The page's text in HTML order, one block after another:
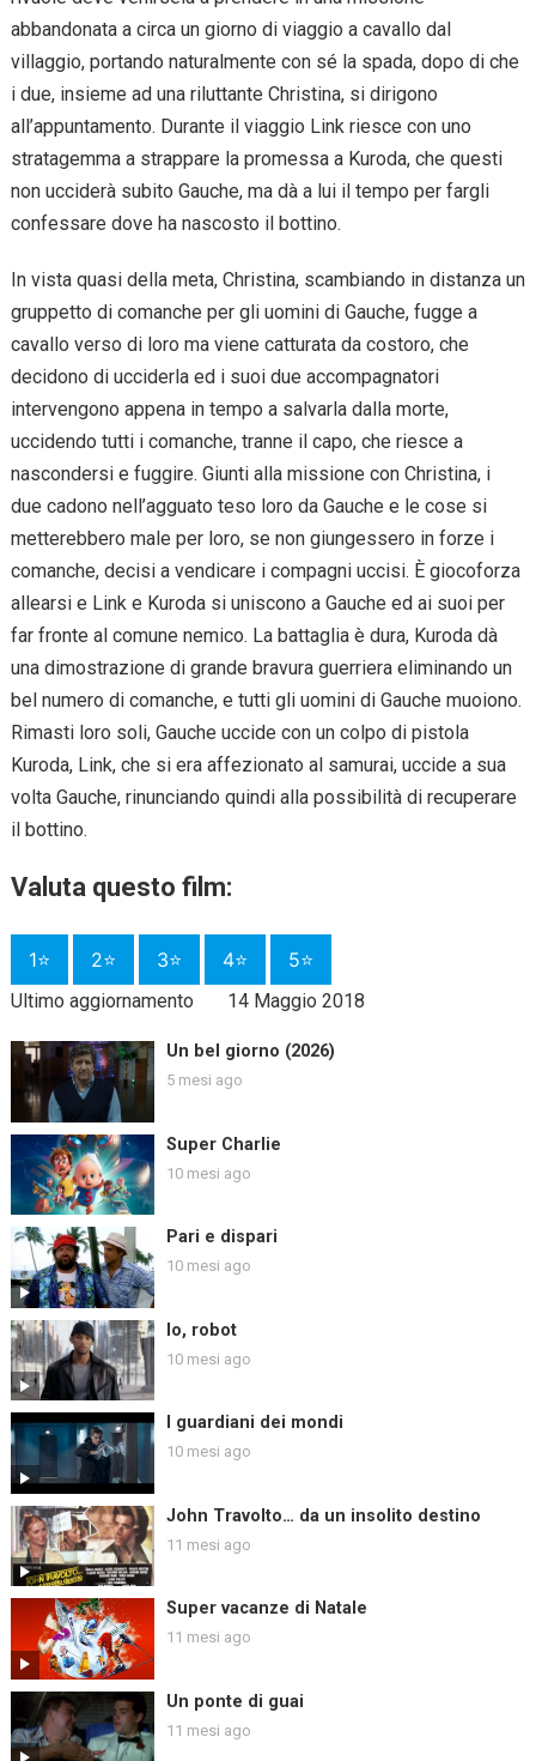
abbandonata a circa un giorno di viaggio a cavallo dal
villaggio, portando naturalmente con sé la spada, dopo di che
i due, insieme ad una riluttante Christina, si dirigono
all’appuntamento. Durante il viaggio Link riesce con uno
stratagemma a strappare la promessa a Kuroda, che questi
non ucciderà subito Gauche, ma dà a lui il tempo per fargli
confessare dove ha nascosto il bottino.
In vista quasi della meta, Christina, scambiando in distanza un
gruppetto di comanche per gli uomini di Gauche, fugge a
cavallo verso di loro ma viene catturata da costoro, che
decidono di ucciderla ed i suoi due accompagnatori
intervengono appena in tempo a salvarla dalla morte,
uccidendo tutti i comanche, tranne il capo, che riesce a
nascondersi e fuggire. Giunti alla missione con Christina, i
due cadono nell’agguato teso loro da Gauche e le cose si
metterebbero male per loro, se non giungessero in forze i
comanche, decisi a vendicare i compagni uccisi. È giocoforza
allearsi e Link e Kuroda si uniscono a Gauche ed ai suoi per
far fronte al comune nemico. La battaglia è dura, Kuroda dà
una dimostrazione di grande bravura guerriera eliminando un
bel numero di comanche, e tutti gli uomini di Gauche muoiono.
Rimasti loro soli, Gauche uccide con un colpo di pistola
Kuroda, Link, che si era affezionato al samurai, uccide a sua
volta Gauche, rinunciando quindi alla possibilità di recuperare
il bottino.
Valuta questo film:
1⭐ 2⭐ 3⭐ 4⭐ 5⭐
Ultimo aggiornamento 14 Maggio 2018
Un bel giorno (2026)
5 mesi ago
Super Charlie
10 mesi ago
Pari e dispari
10 mesi ago
Io, robot
10 mesi ago
I guardiani dei mondi
10 mesi ago
John Travolto… da un insolito destino
11 mesi ago
Super vacanze di Natale
11 mesi ago
Un ponte di guai
11 mesi ago